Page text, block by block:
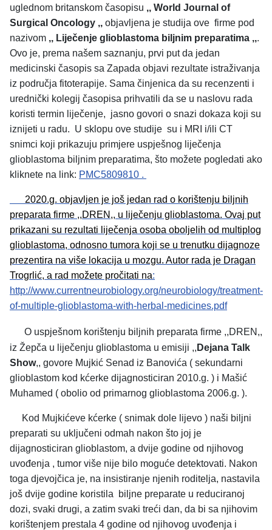
uglednom britanskom časopisu ,, World Journal of
Surgical Oncology ,, objavljena je studija ove firme pod
nazivom ,, Liječenje glioblastoma biljnim preparatima ,,.
Ovo je, prema našem saznanju, prvi put da jedan
medicinski časopis sa Zapada objavi rezultate istraživanja
iz područja fitoterapije. Sama činjenica da su recenzenti i
urednički kolegij časopisa prihvatili da se u naslovu rada
koristi termin liječenje, jasno govori o snazi dokaza koji su
iznijeti u radu. U sklopu ove studije su i MRI i/ili CT
snimci koji prikazuju primjere uspješnog liječenja
glioblastoma biljnim preparatima, što možete pogledati ako
kliknete na link: PMC5809810 .
2020.g. objavljen je još jedan rad o korištenju biljnih
preparata firme ,,DREN,, u liječenju glioblastoma. Ovaj put
prikazani su rezultati liječenja osoba oboljelih od multiplog
glioblastoma, odnosno tumora koji se u trenutku dijagnoze
prezentira na više lokacija u mozgu. Autor rada je Dragan
Trogrlić, a rad možete pročitati na:
http://www.currentneurobiology.org/neurobiology/treatment-
of-multiple-glioblastoma-with-herbal-medicines.pdf
O uspješnom korištenju biljnih preparata firme ,,DREN ,,
iz Žepča u liječenju glioblastoma u emisiji ,, Dejana Talk
Show,, govore Mujkić Senad iz Banovića ( sekundarni
glioblastom kod kćerke dijagnosticiran 2010.g. ) i Mašić
Muhamed ( obolio od primarnog glioblastoma 2006.g. ).
Kod Mujkićeve kćerke ( snimak dole lijevo ) naši biljni
preparati su uključeni odmah nakon što joj je
dijagnosticiran glioblastom, a dvije godine od njihovog
uvođenja , tumor više nije bilo moguće detektovati. Nakon
toga djevojčica je, na insistiranje njenih roditelja, nastavila
još dvije godine koristila biljne preparate u reduciranoj
dozi, svaki drugi, a zatim svaki treći dan, da bi sa njihovim
korištenjem prestala 4 godine od njihovog uvođenja i